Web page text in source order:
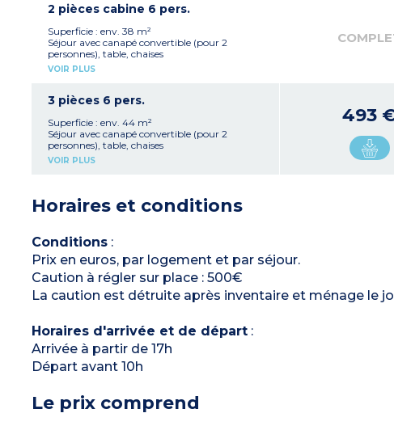
1 chambre avec 1 lit double (160 x 200 cm)
Salle de bain avec douche (PMR) ou baignoire,
WC, sèche-cheveux
Balcon ou terrasse avec mobilier
2 pièces cabine 6 pers.
Superficie : env. 38 m²
Séjour avec canapé convertible (pour 2
personnes), table, chaises
Kitchenette équipée avec réfrigérateur, plaque
1 chambre avec 1 lit double (160 x 200 cm)
1 cabine avec lits superposés
Salle de bain avec douche (PMR) ou baignoire,
WC, sèche-cheveux
Balcon ou terrasse avec mobilier
VOIR PLUS
3 pièces 6 pers.
Superficie : env. 44 m²
Séjour avec canapé convertible (pour 2
personnes), table, chaises
Kitchenette équipée avec réfrigérateur, plaque
1 chambre avec 2 lits simples (zippables)
Salle de bain avec douche et baignoire, WC,
Balcon ou terrasse avec mobilier
VOIR PLUS
493
Horaires et conditions
Conditions:
Prix en euros, par logement et par séjour.
Caution à régler sur place : 500€
La caution est détruite après inventaire et ménage le
Horaires d'arrivée et de départ:
Arrivée à partir de 17h
Départ avant 10h
Le prix comprend